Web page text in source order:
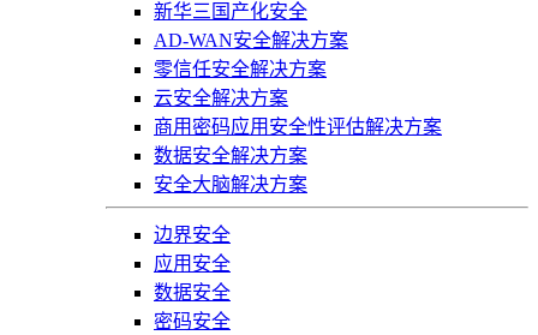
新华三国产化安全
AD-WAN安全解决方案
零信任安全解决方案
云安全解决方案
商用密码应用安全性评估解决方案
数据安全解决方案
安全大脑解决方案
边界安全
应用安全
数据安全
密码安全